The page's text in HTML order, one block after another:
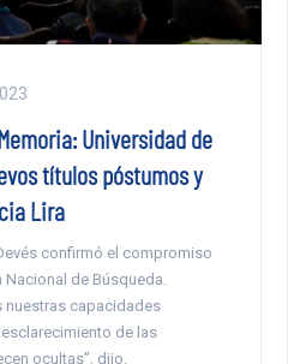
Universidad de
títulos póstumos y
Lira
confirmó el compromiso
de Búsqueda.
nuestras capacidades
de las
ocultas”, dijo.